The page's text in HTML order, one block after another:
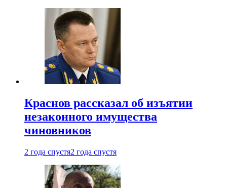
Краснов рассказал об изъятии
незаконного имущества
чиновников
2 года спустя2 года спустя